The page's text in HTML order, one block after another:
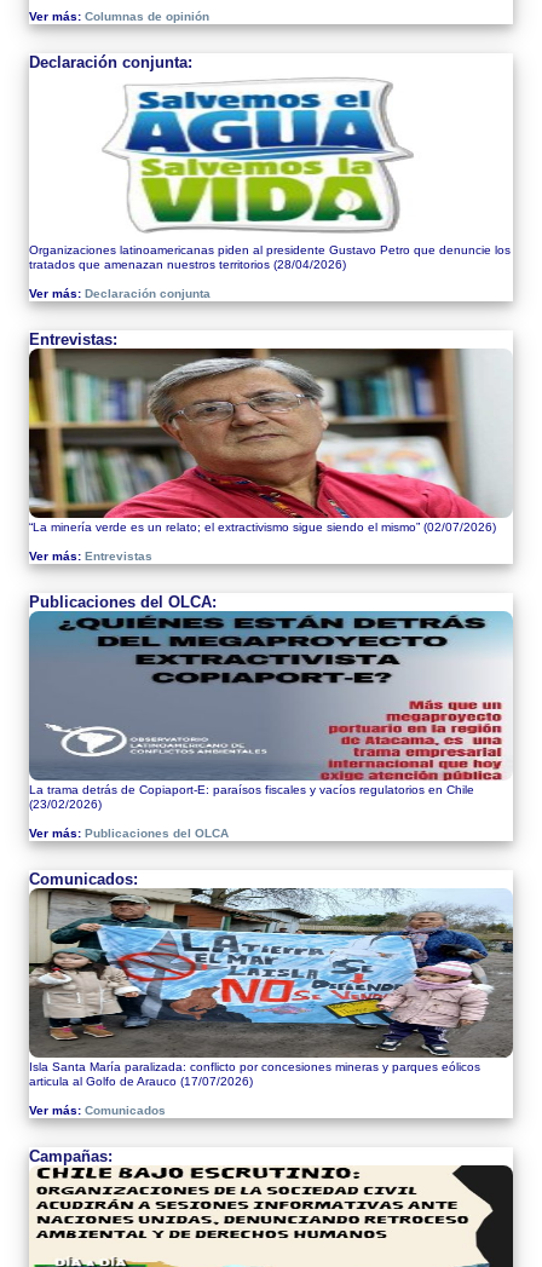
Ver más: Columnas de opinión
Declaración conjunta:
Organizaciones latinoamericanas piden al presidente Gustavo Petro que denuncie los
tratados que amenazan nuestros territorios (28/04/2026)
Ver más: Declaración conjunta
Entrevistas:
“La minería verde es un relato; el extractivismo sigue siendo el mismo” (02/07/2026)
Ver más: Entrevistas
Publicaciones del OLCA:
La trama detrás de Copiaport-E: paraísos fiscales y vacíos regulatorios en Chile
(23/02/2026)
Ver más: Publicaciones del OLCA
Comunicados:
Isla Santa María paralizada: conflicto por concesiones mineras y parques eólicos
articula al Golfo de Arauco (17/07/2026)
Ver más: Comunicados
Campañas: